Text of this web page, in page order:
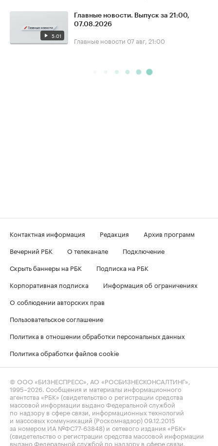
5:01
Главные новости. Выпуск за 21:00,
07.08.2026
Главные новости 07 авг, 21:00
Контактная информация Редакция
Архив программ
Вечерний РБК
О телеканале
Подключение
Скрыть баннеры на РБК
Подписка на РБК
Корпоративная подписка
Информация об ограничениях
О соблюдении авторских прав
Пользовательское соглашение
Политика в отношении обработки персональных данных
Политика обработки файлов cookie
© ООО «БИЗНЕСПРЕСС», АО «РОСБИЗНЕСКОНСАЛТИНГ»,
1995–2026 . Сообщения и материалы информационного
агентства «РБК» (свидетельство о регистрации средства
массовой информации выдано Федеральной службой
по надзору в сфере связи, информационных технологий
и массовых коммуникаций (Роскомнадзор) 09.12.2015
за номером ИА №ФС77-63848) и сетевого издания «РБК»
(свидетельство о регистрации средства массовой информации
выдано Федеральной службой по надзору в сфере связи,